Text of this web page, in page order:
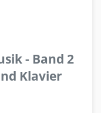
- Band 2
Klavier